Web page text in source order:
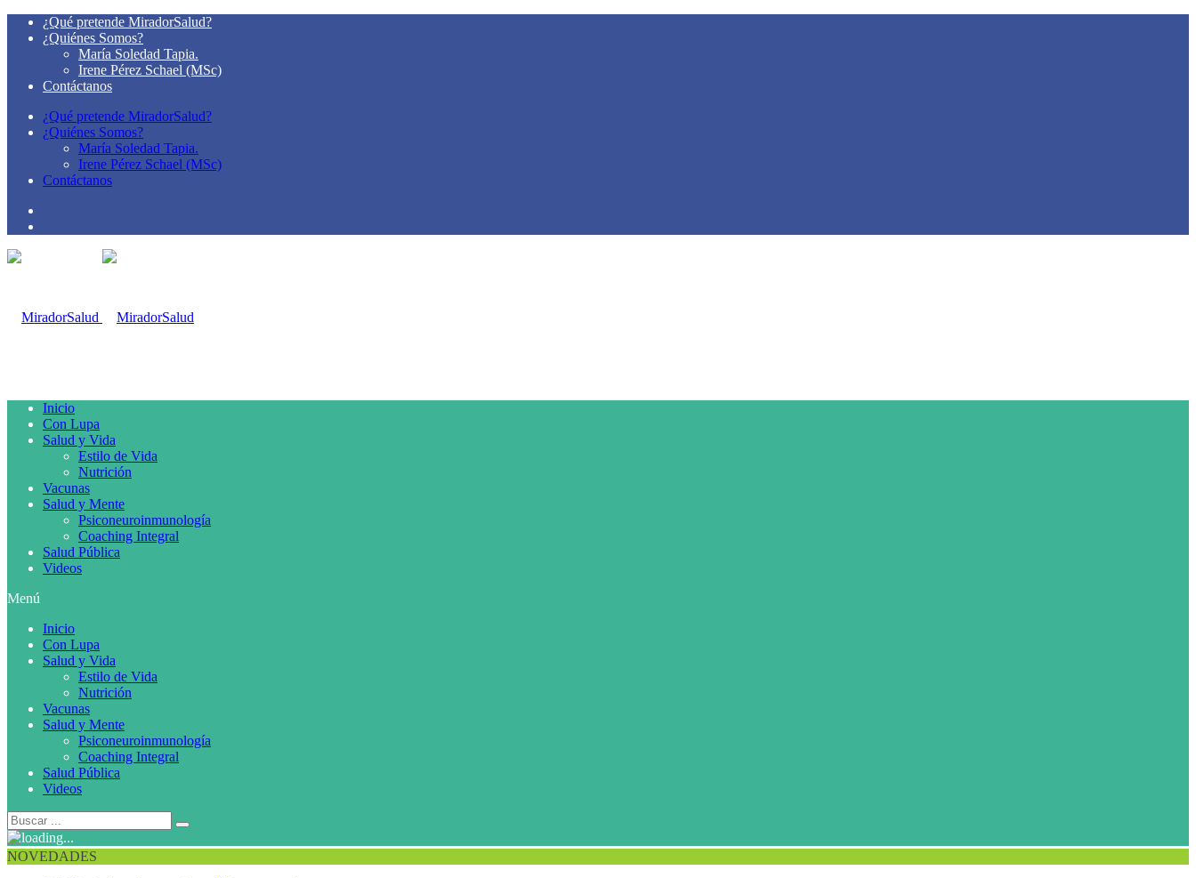
¿Qué pretende MiradorSalud?
¿Quiénes Somos?
María Soledad Tapia.
Irene Pérez Schael (MSc)
Contáctanos
¿Qué pretende MiradorSalud?
¿Quiénes Somos?
María Soledad Tapia.
Irene Pérez Schael (MSc)
Contáctanos
Inicio
Con Lupa
Salud y Vida
Estilo de Vida
Nutrición
Vacunas
Salud y Mente
Psiconeuroinmunología
Coaching Integral
Salud Pública
Videos
Menú
Inicio
Con Lupa
Salud y Vida
Estilo de Vida
Nutrición
Vacunas
Salud y Mente
Psiconeuroinmunología
Coaching Integral
Salud Pública
Videos
NOVEDADES